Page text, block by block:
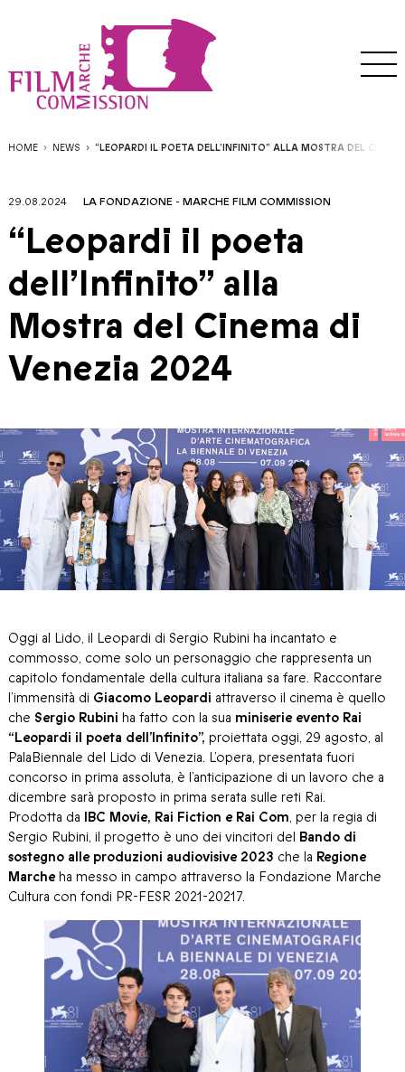
HOME NEWS “LEOPARDI IL POETA DELL’INFINITO” ALLA MOSTRA DEL
29.08.2024 LA FONDAZIONE - MARCHE FILM COMMISSION
“Leopardi il poeta
dell’Infinito” alla
Mostra del Cinema di
Venezia 2024
Oggi al Lido, il Leopardi di Sergio Rubini ha incantato e
commosso, come solo un personaggio che rappresenta un
capitolo fondamentale della cultura italiana sa fare. Raccontare
l’immensità di Giacomo Leopardi attraverso il cinema è quello
che Sergio Rubini ha fatto con la sua miniserie evento Rai
“Leopardi il poeta dell’Infinito”, proiettata oggi, 29 agosto, al
PalaBiennale del Lido di Venezia. L’opera, presentata fuori
concorso in prima assoluta, è l’anticipazione di un lavoro che a
dicembre sarà proposto in prima serata sulle reti Rai.
Prodotta da IBC Movie, Rai Fiction e Rai Com, per la regia di
Sergio Rubini, il progetto è uno dei vincitori del Bando di
sostegno alle produzioni audiovisive 2023 che la Regione
Marcheha messo in campo attraverso la Fondazione Marche
Cultura con fondi PR-FESR 2021-20217.